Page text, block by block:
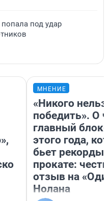
под удар
МНЕНИЕ
«Никого нельзя
победить». О
главный
этого года,
бьет рекорды в
прокате:
отзыв на
Нолана